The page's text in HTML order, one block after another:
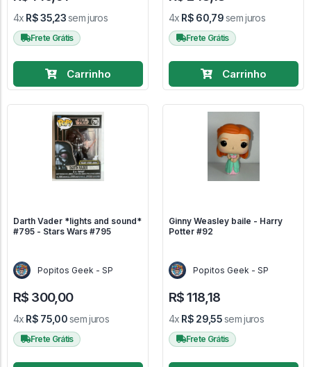
4x R$ 35,23sem juros
Frete Grátis
Carrinho
4x R$ 60,79sem juros
Frete Grátis
Carrinho
Darth Vader *lights and sound*
#795 - Stars Wars #795
Popitos Geek - SP
R$ 300,00
4x R$ 75,00sem juros
Frete Grátis
Ginny Weasley baile - Harry
Potter #92
Popitos Geek - SP
R$ 118,18
4x R$ 29,55sem juros
Frete Grátis